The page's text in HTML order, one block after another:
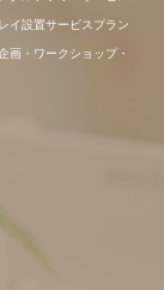
イ設置サービスプラン
画・ワークショップ・